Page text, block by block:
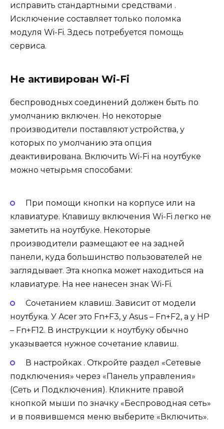
исправить стандартными средствами .
Исключение составляет только поломка
модуля Wi-Fi. Здесь потребуется помощь
сервиса.
Не активирован Wi-Fi
беспроводных соединений должен быть по
умолчанию включен. Но некоторые
производители поставляют устройства, у
которых по умолчанию эта опция
деактивирована. Включить Wi-Fi на ноутбуке
можно четырьмя способами:
При помощи кнопки на корпусе или на
клавиатуре. Клавишу включения Wi-Fi легко не
заметить на ноутбуке. Некоторые
производители размещают ее на задней
панели, куда большинство пользователей не
заглядывает. Эта кнопка может находиться на
клавиатуре. На нее нанесен знак Wi-Fi.
Сочетанием клавиш. Зависит от модели
ноутбука. У Acer это Fn+F3, у Asus – Fn+F2, а у HP
– Fn+F12. В инструкции к ноутбуку обычно
указывается нужное сочетание клавиш.
В настройках . Откройте раздел «Сетевые
подключения» через «Панель управления»
(Сеть и Подключения). Кликните правой
кнопкой мыши по значку «Беспроводная сеть»
и в появившемся меню выберите «Включить».